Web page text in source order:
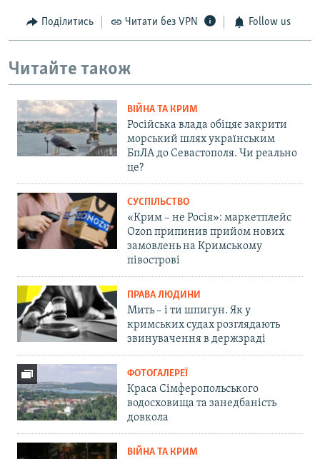
Поділитись Читати без VPN Follow us
Читайте також
ВІЙНА ТА КРИМ
Російська влада обіцяє закрити
морський шлях українським
БпЛА до Севастополя. Чи реально
це?
СУСПІЛЬСТВО
«Крим – не Росія»: маркетплейс
Ozon припинив прийом нових
замовлень на Кримському
півострові
ПРАВА ЛЮДИНИ
Мить – і ти шпигун. Як у
кримських судах розглядають
звинувачення в держзраді
ФОТОГАЛЕРЕЇ
Краса Сімферопольського
водосховища та занедбаність
довкола
ВІЙНА ТА КРИМ